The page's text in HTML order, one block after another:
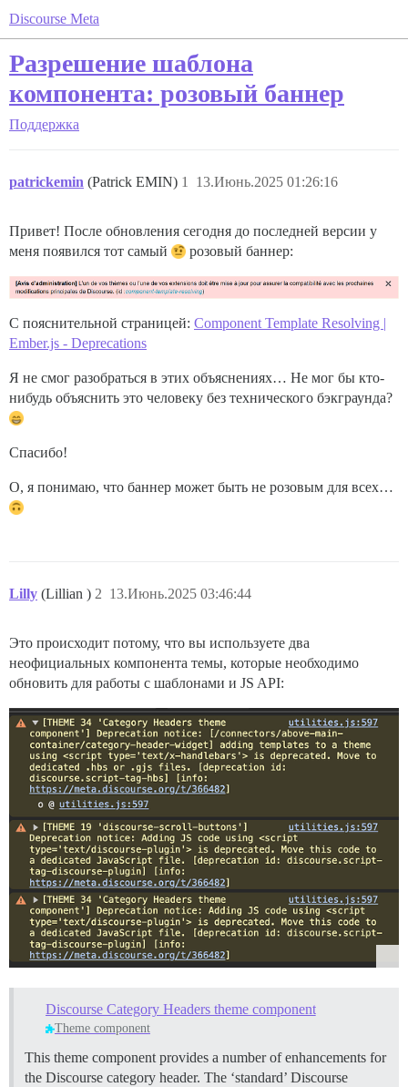
Discourse Meta
Разрешение шаблона
компонента: розовый баннер
Поддержка
patrickemin (Patrick EMIN) 13.Июнь.2025 01:26:16
1
Привет! После обновления сегодня до последней версии у
меня появился тот самый
розовый баннер:
С пояснительной страницей: Component Template Resolving |
Ember.js - Deprecations
Я не смог разобраться в этих объяснениях… Не мог бы кто-
нибудь объяснить это человеку без технического бэкграунда?
Спасибо!
О, я понимаю, что баннер может быть не розовым для всех…
Lilly (Lillian ) 13.Июнь.2025 03:46:44
2
Это происходит потому, что вы используете два
неофициальных компонента темы, которые необходимо
обновить для работы с шаблонами и JS API:
Discourse Category Headers theme component
Theme component
This theme component provides a number of enhancements for
the Discourse category header. The ‘standard’ Discourse